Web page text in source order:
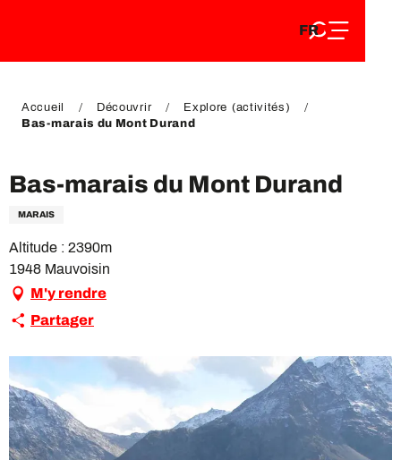
DE
FR
EN
Accueil Découvrir
Explore (activités)
Bas-marais du Mont Durand
Bas-marais du Mont Durand
MARAIS
Altitude : 2390m
1948 Mauvoisin
M'y rendre
Partager